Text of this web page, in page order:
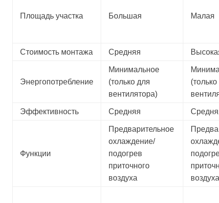
Площадь участка Большая Малая
Стоимость монтажа Средняя
Энергопотребление
Минимальное
(только для
вентилятора)
Эффективность Средняя
Функции
Предварительное
охлаждение/
подогрев
приточного
воздуха
воздуха